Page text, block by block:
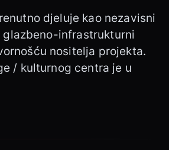
djeluje kao nezavisni
infrastrukturni
nositelja projekta.
/ kulturnog centra je u